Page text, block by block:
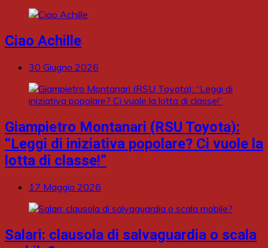
Ciao Achille
30 Giugno 2026
Giampietro Montanari (RSU Toyota):
“Leggi di iniziativa popolare? Ci vuole la
lotta di classe!”
17 Maggio 2026
Salari: clausola di salvaguardia o scala